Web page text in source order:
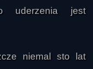
uderzenia jest
niemal sto lat